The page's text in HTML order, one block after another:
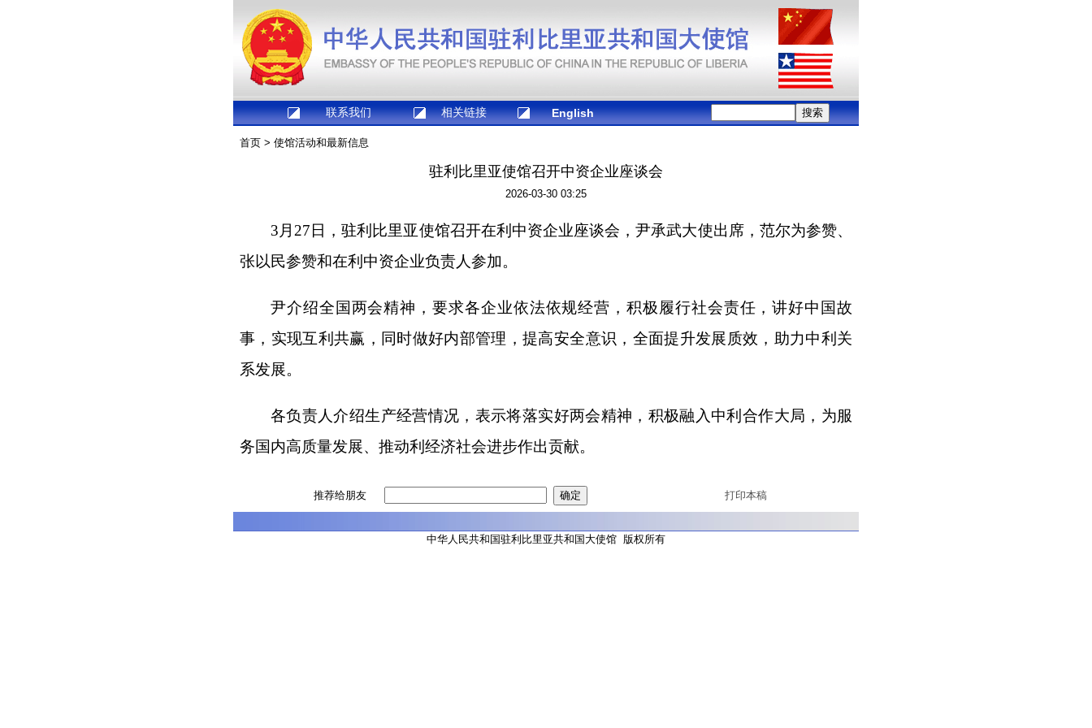
联系我们 相关链接 English
首页 > 使馆活动和最新信息
驻利比里亚使馆召开中资企业座谈会
2026-03-30 03:25
3月27日，驻利比里亚使馆召开在利中资企业座谈会，尹承武大使出席，范尔为参赞、
张以民参赞和在利中资企业负责人参加。
尹介绍全国两会精神，要求各企业依法依规经营，积极履行社会责任，讲好中国故
事，实现互利共赢，同时做好内部管理，提高安全意识，全面提升发展质效，助力中利关
系发展。
各负责人介绍生产经营情况，表示将落实好两会精神，积极融入中利合作大局，为服
务国内高质量发展、推动利经济社会进步作出贡献。
推荐给朋友 打印本稿
中华人民共和国驻利比里亚共和国大使馆 版权所有